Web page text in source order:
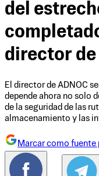
del
director de
El director de ADNOC
depende ahora no solo
de la seguridad de las
almacenamiento y las
Marcar como fuente